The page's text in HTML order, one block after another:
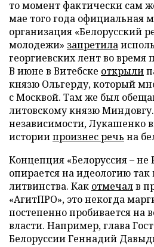
то момент фактически сам
мае того года официальная
организация «Белорусский
молодежи» запретила
георгиевских лент во время
В июне в Витебске открыли
князю Ольгерду, который
с Москвой. Там же был
литовскому князю
независимости, Лукашенко
историипроизнес речь на
Концепция «Белоруссия – не
опирается на идеологию так
литвинства. Как отмечалв
«АгитПРО», это некогда
постепенно пробивается на
власти. Например, глава
Белоруссии Геннадий